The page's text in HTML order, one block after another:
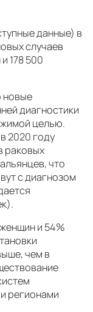
данные) в
случаев
178 500
новые
диагностики
целью.
2020 году
раковых
что
с диагнозом
и 54%
чем в
регионами